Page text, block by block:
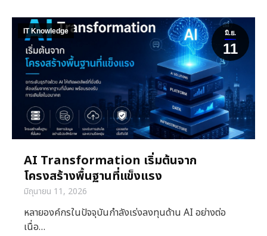
มิ.ย.
11
IT Knowledge
AI Transformation เริ่มต้นจาก
โครงสร้างพื้นฐานที่แข็งแรง
มิถุนายน 11, 2026
หลายองค์กรในปัจจุบันกำลังเร่งลงทุนด้าน AI อย่างต่อ
เนื่อ…